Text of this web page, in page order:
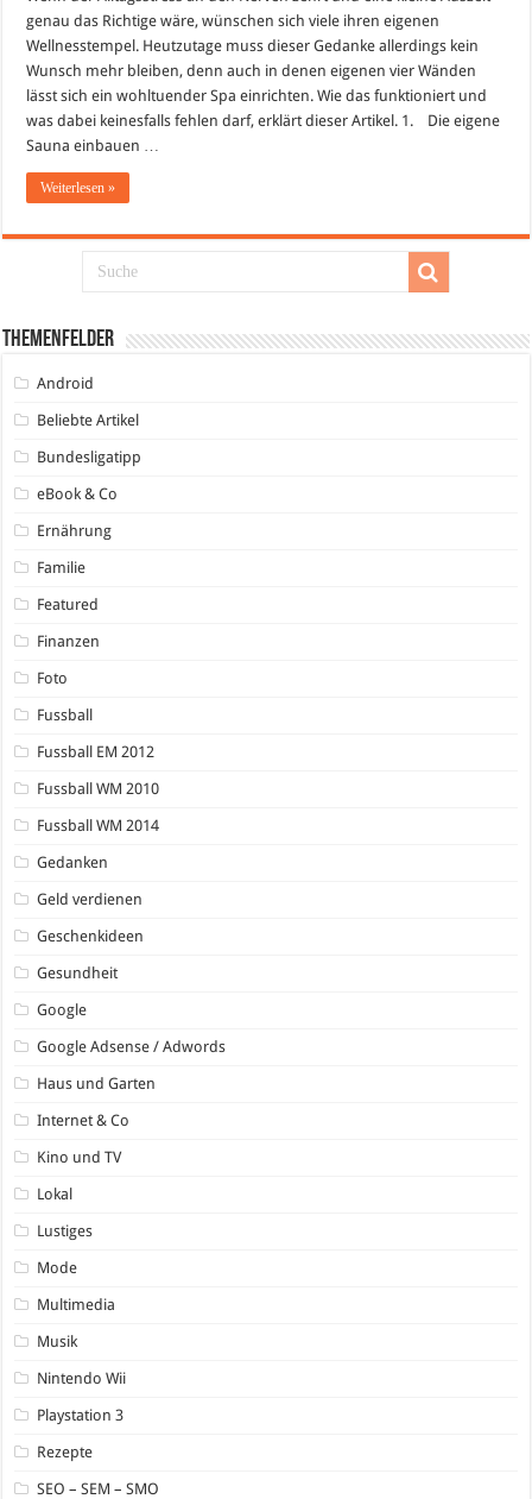
genau das Richtige wäre, wünschen sich viele ihren eigenen
Wellnesstempel. Heutzutage muss dieser Gedanke allerdings kein
Wunsch mehr bleiben, denn auch in denen eigenen vier Wänden
lässt sich ein wohltuender Spa einrichten. Wie das funktioniert und
was dabei keinesfalls fehlen darf, erklärt dieser Artikel. 1. Die eigene
Sauna einbauen …
Weiterlesen »
Themenfelder
Android
Beliebte Artikel
Bundesligatipp
eBook & Co
Ernährung
Familie
Featured
Finanzen
Foto
Fussball
Fussball EM 2012
Fussball WM 2010
Fussball WM 2014
Gedanken
Geld verdienen
Geschenkideen
Gesundheit
Google
Google Adsense / Adwords
Haus und Garten
Internet & Co
Kino und TV
Lokal
Lustiges
Mode
Multimedia
Musik
Nintendo Wii
Playstation 3
Rezepte
SEO – SEM – SMO